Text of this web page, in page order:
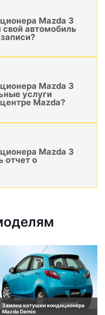
Mazda 3
свой автомобиль
Mazda 3
услуги
Mazda?
Mazda 3
отчет о
Замена катушки кондиционера
Mazda Demio